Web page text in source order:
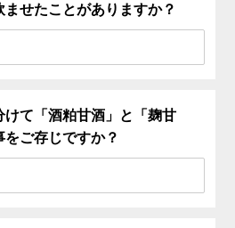
せたことがありますか？
けて「酒粕甘酒」と「麹甘
ご存じですか？